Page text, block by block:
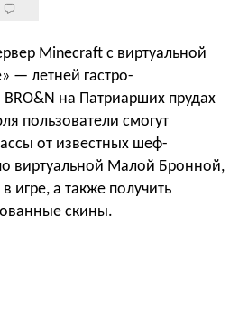
Minecraft с виртуальной
— летней гастро-
на Патриарших прудах
пользователи смогут
от известных шеф-
виртуальной Малой Бронной,
игре, а также получить
скины.